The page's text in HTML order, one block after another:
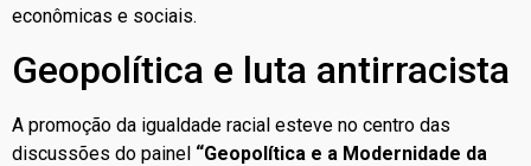
econômicas e sociais.
Geopolítica e luta antirracista
A promoção da igualdade racial esteve no centro das
discussões do painel “Geopolítica e a Modernidade da